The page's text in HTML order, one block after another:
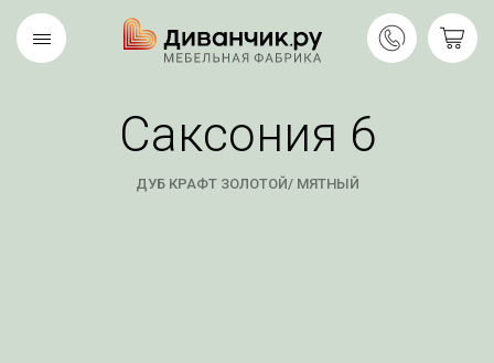
Саксония 6
ДУБ КРАФТ ЗОЛОТОЙ/ МЯТНЫЙ
Скандинавская